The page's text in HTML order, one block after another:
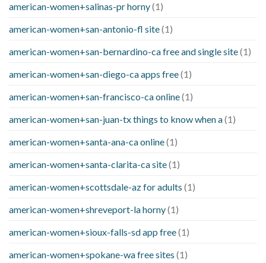
american-women+salinas-pr horny(1)
american-women+san-antonio-fl site(1)
american-women+san-bernardino-ca free and single site(1)
american-women+san-diego-ca apps free(1)
american-women+san-francisco-ca online(1)
american-women+san-juan-tx things to know when a(1)
american-women+santa-ana-ca online(1)
american-women+santa-clarita-ca site(1)
american-women+scottsdale-az for adults (1)
american-women+shreveport-la horny(1)
american-women+sioux-falls-sd app free(1)
american-women+spokane-wa free sites (1)